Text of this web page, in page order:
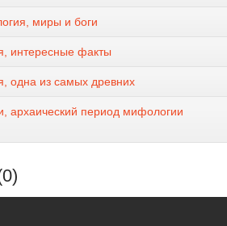
миры и боги
интересные факты
одна из самых древних
архаический период мифологии